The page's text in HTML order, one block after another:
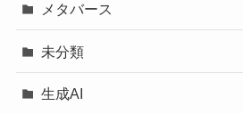
メタバース
未分類
生成AI